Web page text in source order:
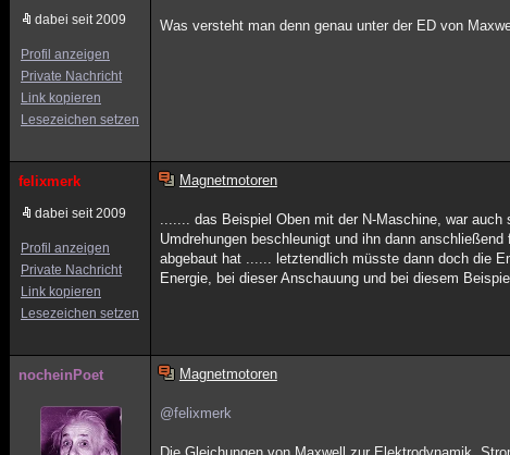
dabei seit 2009
Profil anzeigen
Private Nachricht
Link kopieren
Lesezeichen setzen
Was versteht man denn genau unter der ED von
felixmerk
dabei seit 2009
Profil anzeigen
Private Nachricht
Link kopieren
Lesezeichen setzen
Magnetmotoren
....... das Beispiel Oben mit der N-Maschine, war
Umdrehungen beschleunigt und ihn dann
abgebaut hat ...... letztendlich müsste dann doch die
Energie, bei dieser Anschauung und bei diesem
nocheinPoet Magnetmotoren
@felixmerk